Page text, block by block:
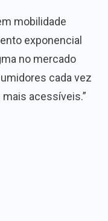
mobilidade
exponencial
no mercado
cada vez
acessíveis.”